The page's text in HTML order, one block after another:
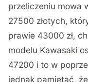
przeliczeniu mowa
27500 złotych,
prawie 43000 zł,
modelu Kawasaki
47200 i to w
jednak pamiętać,